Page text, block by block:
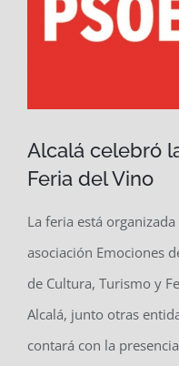
Alcalá celebró
Feria del Vino
La feria está organizada
asociación Emociones
de Cultura, Turismo y
Alcalá, junto otras
contará con la